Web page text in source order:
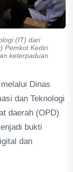
(IT) dari
Pemkot Kediri
keterpaduan
Dinas
dan Teknologi
daerah (OPD)
bukti
dan